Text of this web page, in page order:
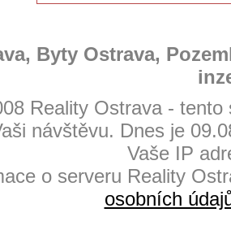
Byty Ostrava,
Reality Ostrava -
návštěvu. Dnes je
Vaše IP
o serveru Reality
osobních